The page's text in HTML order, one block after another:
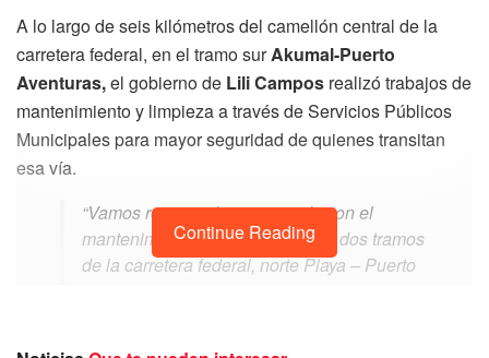
A lo largo de seis kilómetros del camellón central de la
carretera federal, en el tramo surAkumal-Puerto
Aventuras,el gobierno de Lili Campos realizó trabajos de
mantenimiento y limpieza a través de Servicios Públicos
Municipales para mayor seguridad de quienes transitan
esa vía.
“Vamos renovando y avanzado con el
mantenimiento permanente a los dos tramos
de la carretera federal, norte Playa – Puerto
Continue Reading